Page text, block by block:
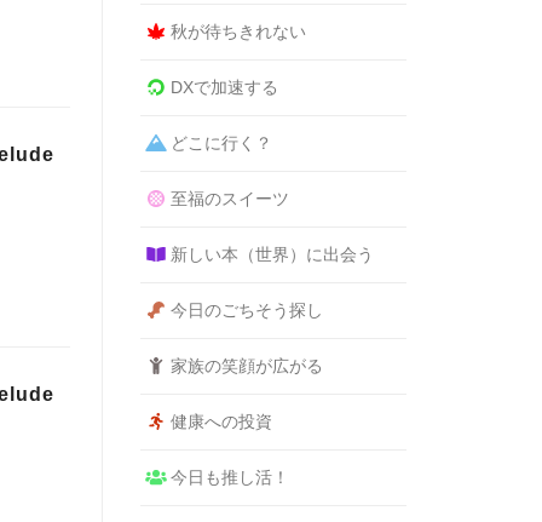
秋が待ちきれない
DXで加速する
どこに行く？
至福のスイーツ
新しい本（世界）に出会う
今日のごちそう探し
家族の笑顔が広がる
健康への投資
今日も推し活！